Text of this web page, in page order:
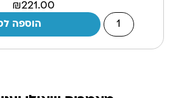
₪221.00
הוספה